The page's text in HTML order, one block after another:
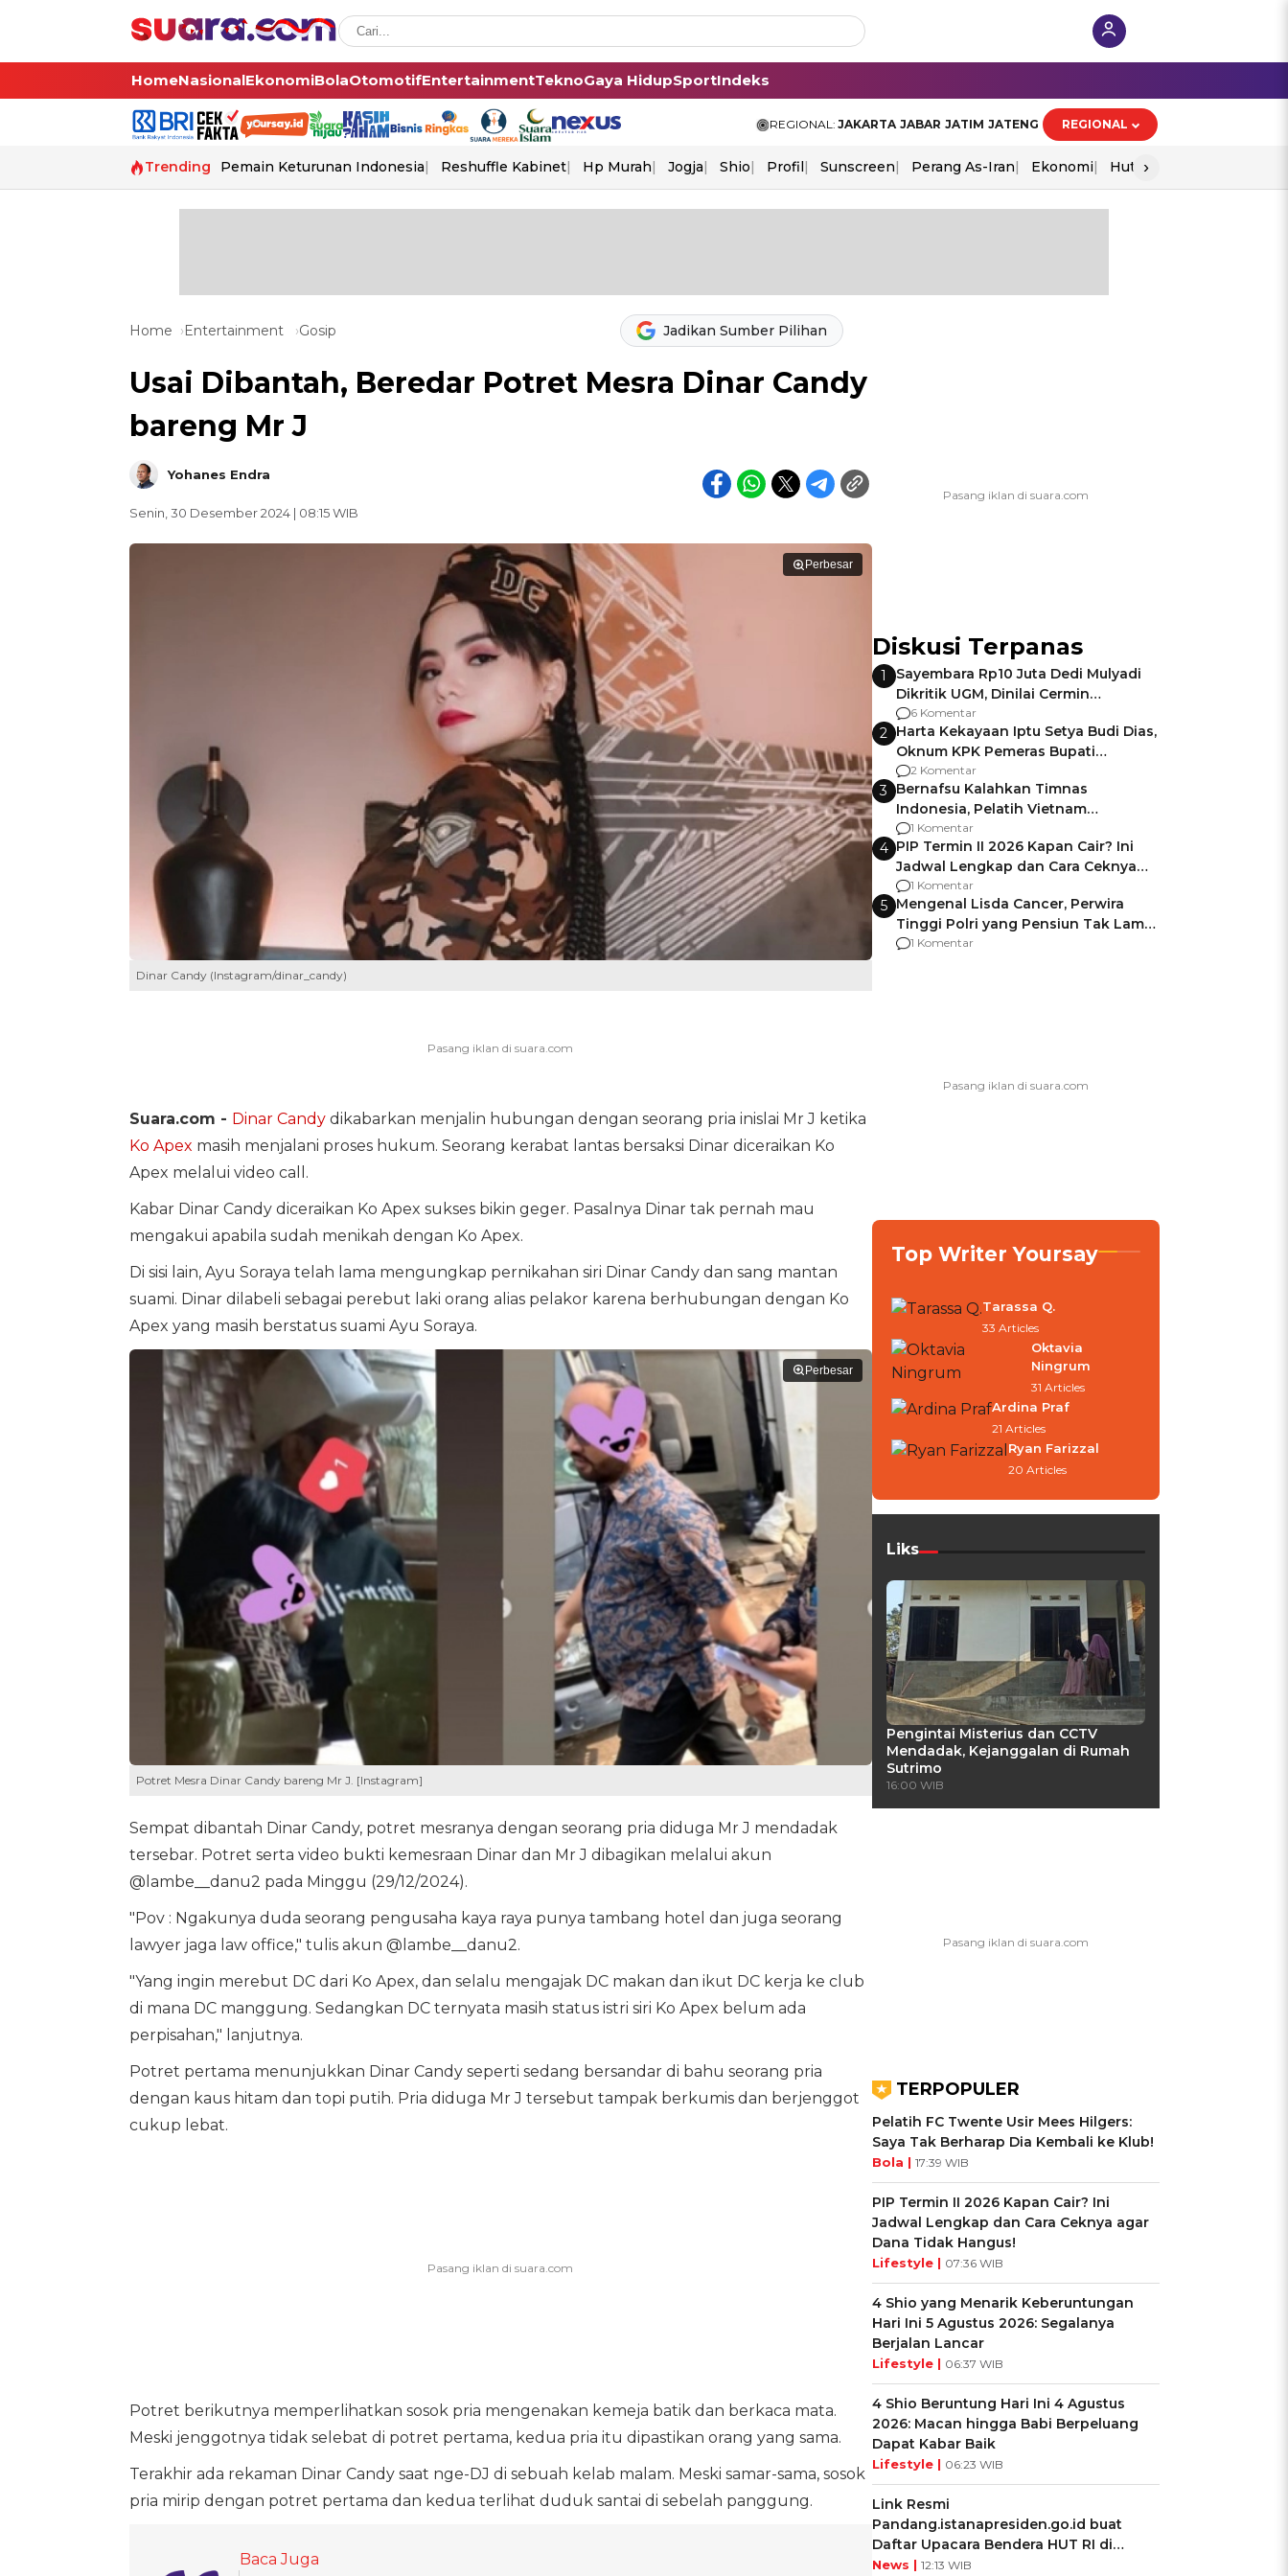
HomeNasionalEkonomiBolaOtomotifEntertainmentTeknoGaya HidupSportIndeks
REGIONAL: JAKARTA JABAR JATIM JATENG REGIONAL
Trending Pemain Keturunan Indonesia Reshuffle Kabinet Hp Murah Jogja Shio Profil Sunscreen Perang As-Iran Ekonomi Hut Ri
›
Home Entertainment Gosip Jadikan Sumber Pilihan
Usai Dibantah, Beredar Potret Mesra Dinar Candy
bareng Mr J
Yohanes Endra
Senin, 30 Desember 2024 | 08:15 WIB
Perbesar
Dinar Candy (Instagram/dinar_candy)
Suara.com - Dinar Candydikabarkan menjalin hubungan dengan seorang pria inislai Mr J ketika
Ko Apex masih menjalani proses hukum. Seorang kerabat lantas bersaksi Dinar diceraikan Ko
Apex melalui video call.
Kabar Dinar Candy diceraikan Ko Apex sukses bikin geger. Pasalnya Dinar tak pernah mau
mengakui apabila sudah menikah dengan Ko Apex.
Di sisi lain, Ayu Soraya telah lama mengungkap pernikahan siri Dinar Candy dan sang mantan
suami. Dinar dilabeli sebagai perebut laki orang alias pelakor karena berhubungan dengan Ko
Apex yang masih berstatus suami Ayu Soraya.
Perbesar
Potret Mesra Dinar Candy bareng Mr J. [Instagram]
Sempat dibantah Dinar Candy, potret mesranya dengan seorang pria diduga Mr J mendadak
tersebar. Potret serta video bukti kemesraan Dinar dan Mr J dibagikan melalui akun
@lambe__danu2 pada Minggu (29/12/2024).
"Pov : Ngakunya duda seorang pengusaha kaya raya punya tambang hotel dan juga seorang
lawyer jaga law office," tulis akun @lambe__danu2.
"Yang ingin merebut DC dari Ko Apex, dan selalu mengajak DC makan dan ikut DC kerja ke club
di mana DC manggung. Sedangkan DC ternyata masih status istri siri Ko Apex belum ada
perpisahan," lanjutnya.
Potret pertama menunjukkan Dinar Candy seperti sedang bersandar di bahu seorang pria
dengan kaus hitam dan topi putih. Pria diduga Mr J tersebut tampak berkumis dan berjenggot
cukup lebat.
Potret berikutnya memperlihatkan sosok pria mengenakan kemeja batik dan berkaca mata.
Meski jenggotnya tidak selebat di potret pertama, kedua pria itu dipastikan orang yang sama.
Terakhir ada rekaman Dinar Candy saat nge-DJ di sebuah kelab malam. Meski samar-sama, sosok
pria mirip dengan potret pertama dan kedua terlihat duduk santai di sebelah panggung.
Baca Juga
Diskusi Terpanas
1
Sayembara Rp10 Juta Dedi Mulyadi
Dikritik UGM, Dinilai Cermin
Gagalnya Negara Jamin Keamanan
6 Komentar
2 Harta Kekayaan Iptu Setya Budi Dias,
Oknum KPK Pemeras Bupati
Pemalang
2 Komentar
3 Bernafsu Kalahkan Timnas
Indonesia, Pelatih Vietnam
Berencana Pakai Jimat di Pakansari
1 Komentar
4 PIP Termin II 2026 Kapan Cair? Ini
Jadwal Lengkap dan Cara Ceknya
agar Dana Tidak Hangus!
1 Komentar
5 Mengenal Lisda Cancer, Perwira
Tinggi Polri yang Pensiun Tak Lama
Usai Jadi Brigjen
1 Komentar
Top Writer Yoursay
Tarassa Q.
33 Articles
Oktavia
Ningrum
31 Articles
Ardina Praf
21 Articles
Ryan Farizzal
20 Articles
Liks
Pengintai Misterius dan CCTV
Mendadak, Kejanggalan di Rumah
Sutrimo
16:00 WIB
TERPOPULER
Pelatih FC Twente Usir Mees Hilgers:
Saya Tak Berharap Dia Kembali ke Klub!
Bola | 17:39 WIB
PIP Termin II 2026 Kapan Cair? Ini
Jadwal Lengkap dan Cara Ceknya agar
Dana Tidak Hangus!
Lifestyle | 07:36 WIB
4 Shio yang Menarik Keberuntungan
Hari Ini 5 Agustus 2026: Segalanya
Berjalan Lancar
Lifestyle | 06:37 WIB
4 Shio Beruntung Hari Ini 4 Agustus
2026: Macan hingga Babi Berpeluang
Dapat Kabar Baik
Lifestyle | 06:23 WIB
Link Resmi
Pandang.istanapresiden.go.id buat
Daftar Upacara Bendera HUT RI di
Istana Negara
News | 12:13 WIB